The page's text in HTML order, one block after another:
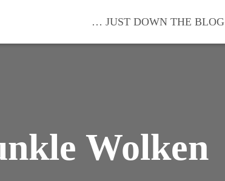
… JUST DOWN THE BLOG
Wolken